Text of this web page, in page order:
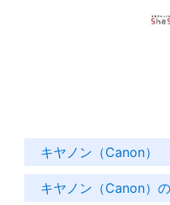
キヤノン（Canon）
キヤノン（Canon）